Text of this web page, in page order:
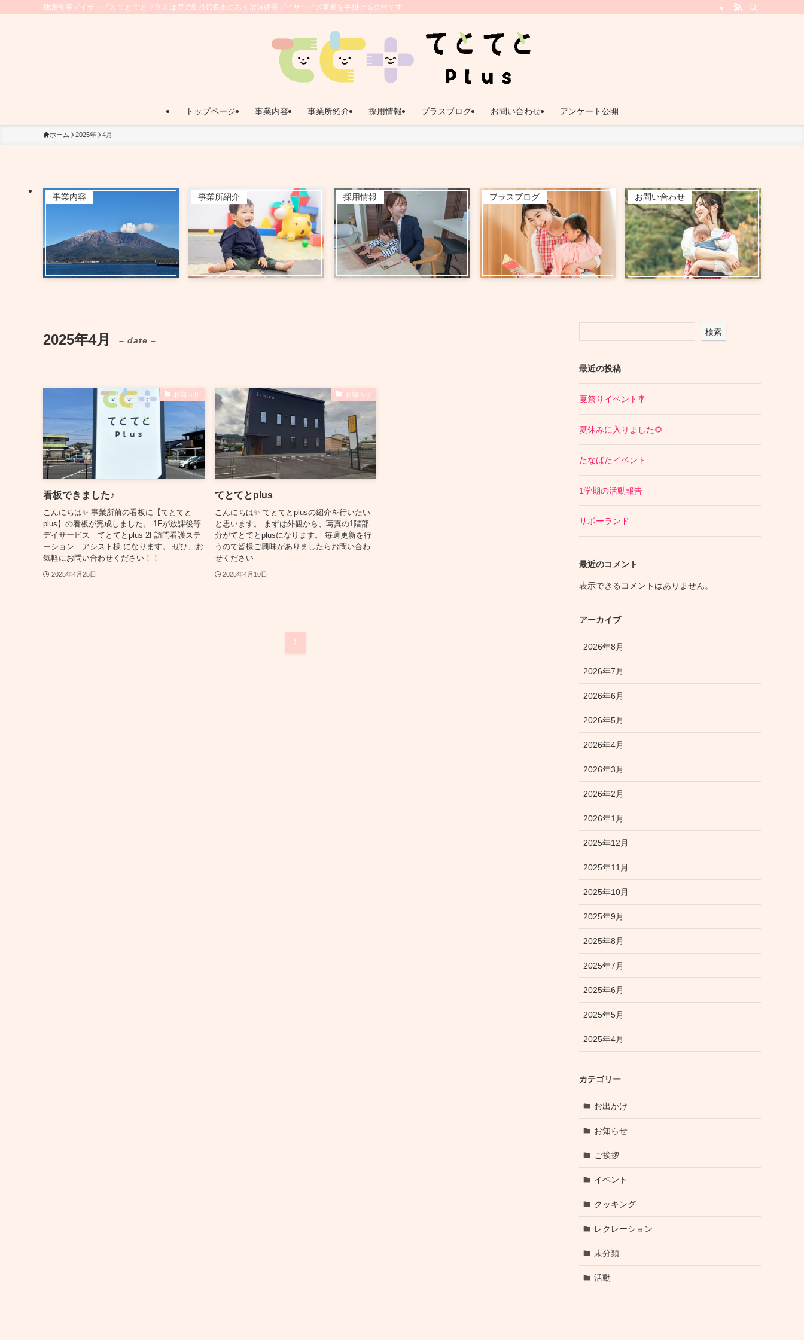
放課後等デイサービス てとてとプラスは鹿児島県姶良市にある放課後等デイサービス事業を手掛ける会社です。 | 鹿児島県姶良市｜放課後等デイサービス『てとてとプラス』
トップページ 事業内容 事業所紹介 採用情報 プラスブログ お問い合わせ アンケート公開
ホーム 2025年 4月
事業内容 事業所紹介 採用情報 プラスブログ お問い合わせ
2025年4月 – date –
お知らせ
看板できました♪
こんにちは✨ 事業所前の看板に【てとてと
plus】の看板が完成しました。 1Fが放課後等
デイサービス てとてとplus 2F訪問看護ステ
ーション アシスト様 になります。 ぜひ、お
気軽にお問い合わせください！！
2025年4月25日
お知らせ
てとてとplus
こんにちは✨ てとてとplusの紹介を行いたい
と思います。 まずは外観から、写真の1階部
分がてとてとplusになります。 毎週更新を行
うので皆様ご興味がありましたらお問い合わ
せください
2025年4月10日
1
検索
最近の投稿
夏祭りイベント🎐
夏休みに入りました🌻
たなばたイベント
1学期の活動報告
サボーランド
最近のコメント
表示できるコメントはありません。
アーカイブ
2026年8月
2026年7月
2026年6月
2026年5月
2026年4月
2026年3月
2026年2月
2026年1月
2025年12月
2025年11月
2025年10月
2025年9月
2025年8月
2025年7月
2025年6月
2025年5月
2025年4月
カテゴリー
お出かけ
お知らせ
ご挨拶
イベント
クッキング
レクレーション
未分類
活動